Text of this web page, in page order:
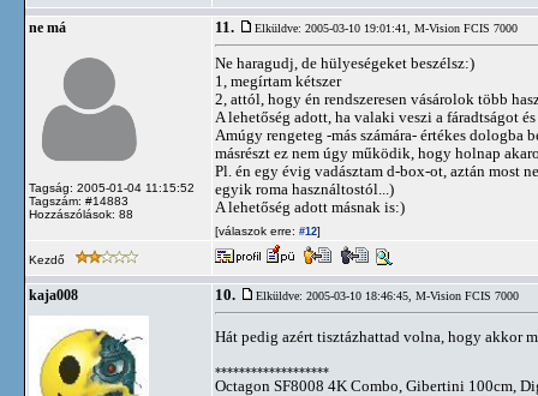
ne má
Tagság: 2005-01-04 11:15:52
Tagszám: #14883
Hozzászólások: 88
11. Elküldve: 2005-03-10 19:01:41, M-Vision FCIS 7000
Ne haragudj, de hülyeségeket beszélsz:)
1, megírtam kétszer
2, attól, hogy én rendszeresen vásárolok több
A lehetőség adott, ha valaki veszi a fáradtságot
Amúgy rengeteg -más számára- értékes
másrészt ez nem úgy működik, hogy holnap
Pl. én egy évig vadásztam d-box-ot, aztán most
egyik roma használtostól...)
A lehetőség adott másnak is:)
[válaszok erre: #12]
Kezdő
kaja008 10. Elküldve: 2005-03-10 18:46:45, M-Vision FCIS 7000
Hát pedig azért tisztázhattad volna, hogy akkor
*******************
Octagon SF8008 4K Combo, Gibertini 100cm,